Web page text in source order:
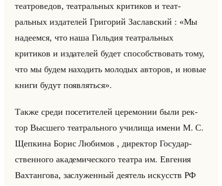
те­ат­ро­ве­дов, те­ат­ральных кри­ти­ков и те­ат­
ральных из­да­те­лей Гри­го­рий За­слав­ский : «Мы
надеемся, что наша Гильдия театральных
критиков и издателей будет способствовать тому,
что мы будем находить молодых авторов, и новые
книги будут появляться».
Также среди по­се­ти­те­лей це­ре­мо­нии были рек­
тор Выс­ше­го те­ат­рально­го учи­ли­ща имени М. С.
Щеп­ки­на Борис Лю­би­мов , ди­рек­тор Го­су­дар­
ствен­но­го ака­де­ми­че­ско­го те­ат­ра им. Ев­ге­ния
Вах­тан­го­ва, за­слу­жен­ный де­ятель ис­кусств РФ